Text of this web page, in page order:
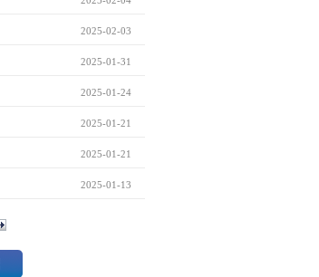
2025-02-03
2025-01-31
2025-01-24
2025-01-21
2025-01-21
2025-01-13